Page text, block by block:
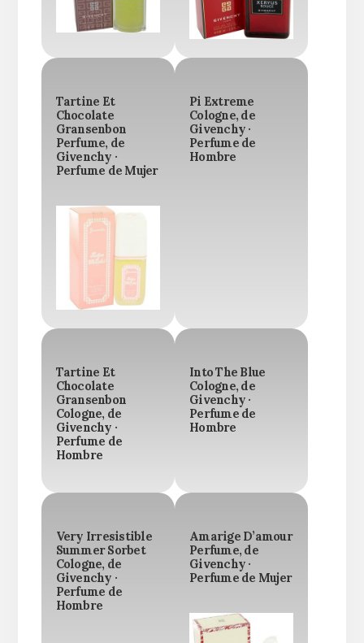
Tartine Et
Chocolate
Gransenbon
Perfume, de
Givenchy ·
Perfume de Mujer
Pi Extreme
Cologne, de
Givenchy ·
Perfume de
Hombre
Tartine Et
Chocolate
Gransenbon
Cologne, de
Givenchy ·
Perfume de
Hombre
Into The Blue
Cologne, de
Givenchy ·
Perfume de
Hombre
Very Irresistible
Summer Sorbet
Cologne, de
Givenchy ·
Perfume de
Hombre
Amarige D’amour
Perfume, de
Givenchy ·
Perfume de Mujer